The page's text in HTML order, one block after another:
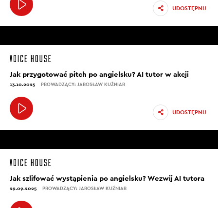
UDOSTĘPNIJ
Jak przygotować pitch po angielsku? AI tutor w akcji
13.10.2025 PROWADZĄCY: JAROSŁAW KUŹNIAR
UDOSTĘPNIJ
Jak szlifować wystąpienia po angielsku? Wezwij AI tutora
29.09.2025 PROWADZĄCY: JAROSŁAW KUŹNIAR